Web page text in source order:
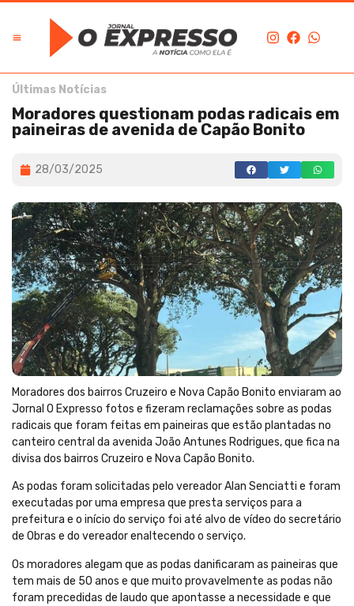
Últimas Notícias
Moradores questionam podas radicais em
paineiras de avenida de Capão Bonito
28/03/2025
Moradores dos bairros Cruzeiro e Nova Capão Bonito enviaram ao
Jornal O Expresso fotos e fizeram reclamações sobre as podas
radicais que foram feitas em paineiras que estão plantadas no
canteiro central da avenida João Antunes Rodrigues, que fica na
divisa dos bairros Cruzeiro e Nova Capão Bonito.
As podas foram solicitadas pelo vereador Alan Senciatti e foram
executadas por uma empresa que presta serviços para a
prefeitura e o início do serviço foi até alvo de vídeo do secretário
de Obras e do vereador enaltecendo o serviço.
Os moradores alegam que as podas danificaram as paineiras que
tem mais de 50 anos e que muito provavelmente as podas não
foram precedidas de laudo que apontasse a necessidade e que